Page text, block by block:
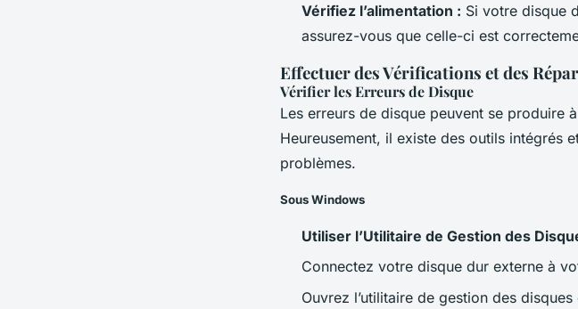
Vérifiez l’alimentation : Si votre disque
assurez-vous que celle-ci est
Effectuer des Vérifications et des
Vérifier les Erreurs de Disque
Les erreurs de disque peuvent se produire
Heureusement, il existe des outils intégrés
problèmes.
Sous Windows
Utiliser l’Utilitaire de Gestion des
Connectez votre disque dur externe à
Ouvrez l’utilitaire de gestion des